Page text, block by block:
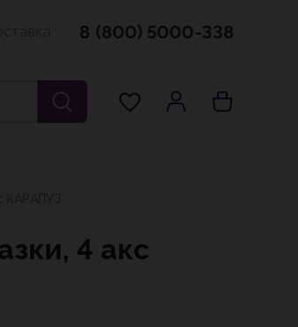
8 (800) 5000-338
4 акс